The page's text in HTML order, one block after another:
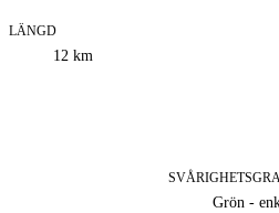
Information
LÄNGD
12 km
Grön -